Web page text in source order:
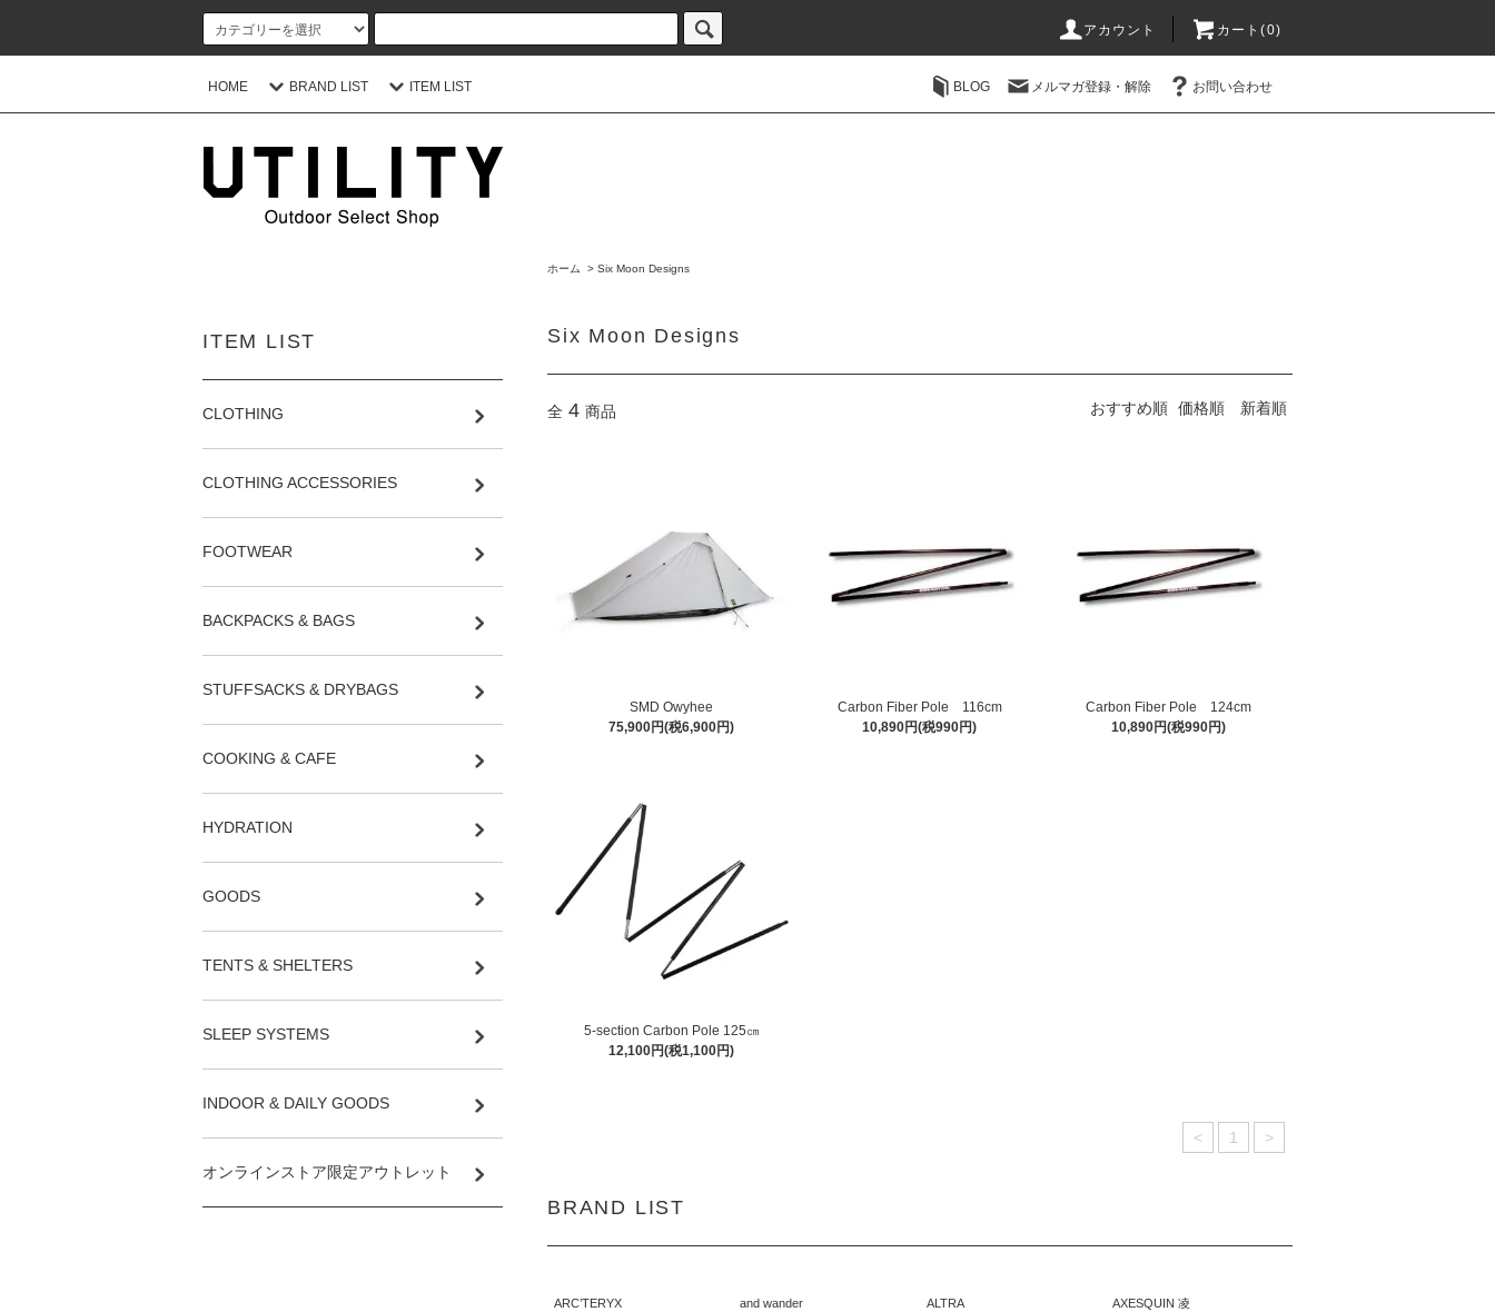
アカウント カート(0)
HOME BRAND LIST ITEM LIST BLOG メルマガ登録・解除 お問い合わせ
ホーム > Six Moon Designs
Six Moon Designs
全 4 商品 おすすめ順 価格順 新着順
SMD Owyhee
75,900円(税6,900円)
Carbon Fiber Pole 116cm
10,890円(税990円)
Carbon Fiber Pole 124cm
10,890円(税990円)
5-section Carbon Pole 125㎝
12,100円(税1,100円)
< 1 >
BRAND LIST
ARC’TERYX and wander ALTRA AXESQUIN 凌
ITEM LIST
CLOTHING
CLOTHING ACCESSORIES
FOOTWEAR
BACKPACKS & BAGS
STUFFSACKS & DRYBAGS
COOKING & CAFE
HYDRATION
GOODS
TENTS & SHELTERS
SLEEP SYSTEMS
INDOOR & DAILY GOODS
オンラインストア限定アウトレット